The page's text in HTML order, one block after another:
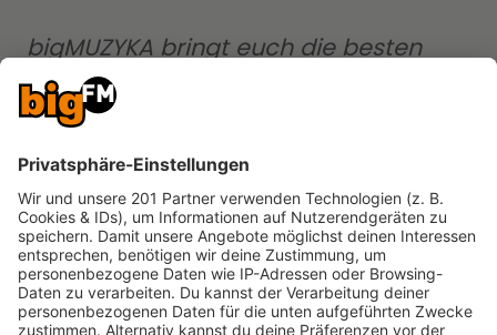
bigMUZYKA bringt euch die besten
und bekanntesten Tracks aus
Russland, Kasachstan oder der
Ukraine von heute und aus den letzten
Jahren.